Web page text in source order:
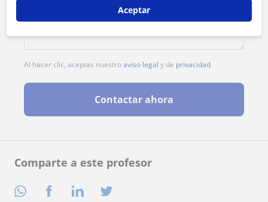
Comparte a este profesor
Al hacer clic, aceptas nuestroaviso legal y de privacidad
Contactar ahora
Aceptar